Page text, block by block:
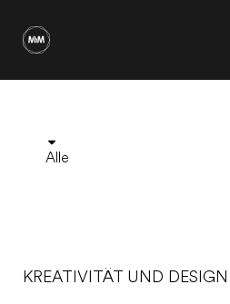
Alle
KREATIVITÄT UND DESIGN